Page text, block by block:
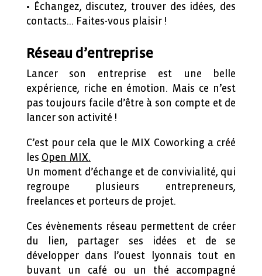
• Échangez, discutez, trouver des idées, des
contacts… Faites-vous plaisir !
Réseau d’entreprise
Lancer son entreprise est une belle
expérience, riche en émotion. Mais ce n’est
pas toujours facile d’être à son compte et de
lancer son activité !
C’est pour cela que le MIX Coworking a créé
les Open MIX.
Un moment d’échange et de convivialité, qui
regroupe plusieurs entrepreneurs,
freelances et porteurs de projet.
Ces évènements réseau permettent de créer
du lien, partager ses idées et de se
développer dans l’ouest lyonnais tout en
buvant un café ou un thé accompagné